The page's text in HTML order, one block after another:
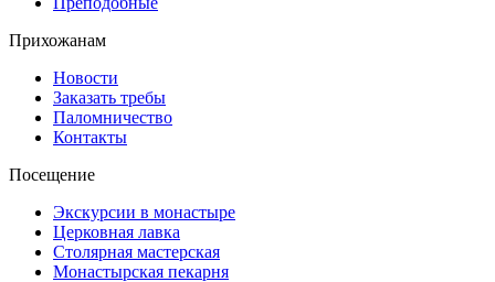
Прихожанам
Новости
Заказать требы
Паломничество
Контакты
Посещение
Экскурсии в монастыре
Церковная лавка
Столярная мастерская
Монастырская пекарня